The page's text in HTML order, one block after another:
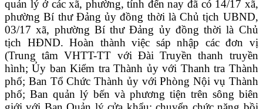
quản lý ở các xã, phường,tính đến nay đã có 14/17 xã,
phường Bí thư Đảng ủy đồng thời là Chủ tịch UBND,
03/17 xã, phường Bí thư Đảng ủy đồng thời là Chủ
tịch HĐND. Hoàn thành việc sáp nhập các đơn vị
(Trung tâm VHTT-TT với Đài Truyền thanh truyền
hình; Ủy ban Kiểm tra Thành ủy với Thanh tra Thành
phố; Ban Tổ Chức Thành ủy với Phòng Nội vụ Thành
phố; Ban quản lý bến và phương tiện trên sông biên